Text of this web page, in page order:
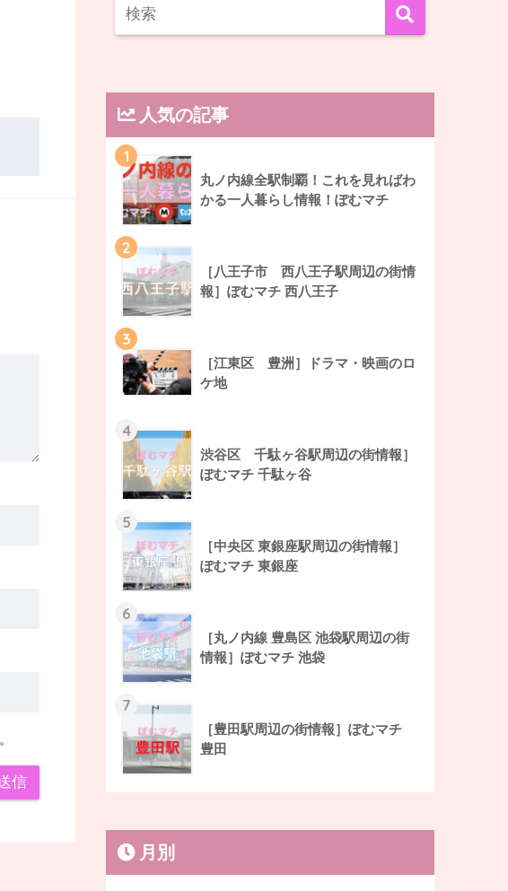
人気の記事
1
丸ノ内線全駅制覇！これを見ればわ
かる一人暮らし情報！ぽむマチ
2
［八王子市 西八王子駅周辺の街情
報］ぽむマチ 西八王子
3
［江東区 豊洲］ドラマ・映画のロ
ケ地
4
渋谷区 千駄ヶ谷駅周辺の街情報］
ぽむマチ 千駄ヶ谷
5
［中央区 東銀座駅周辺の街情報］
ぽむマチ 東銀座
6
［丸ノ内線 豊島区 池袋駅周辺の街
情報］ぽむマチ 池袋
7
［豊田駅周辺の街情報］ぽむマチ
豊田
月別